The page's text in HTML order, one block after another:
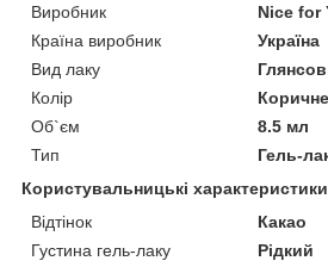
Виробник
Nice for
Країна виробник
Україна
Вид лаку
Колір
Об`єм
8.5 мл
Тип
Гель-
Користувальницькі характеристики
Відтінок
Какао
Густина гель-лаку
Рідкий